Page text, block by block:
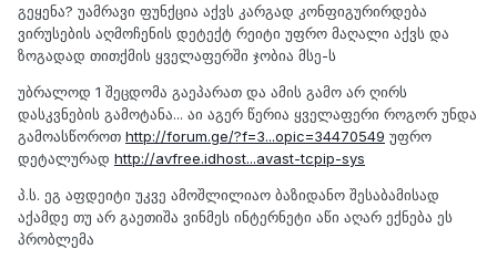
გეყენა? უამრავი ფუნქცია აქვს კარგად კონფიგურირდება
ვირუსების აღმოჩენის დეტექტ რეიტი უფრო მაღალი აქვს და
ზოგადად თითქმის ყველაფერში ჯობია მსე-ს
უბრალოდ 1 შეცდომა გაეპარათ და ამის გამო არ ღირს
დასკვნების გამოტანა... აი აგერ წერია ყველაფერი როგორ უნდა
გამოასწოროთ http://forum.ge/?f=3...opic=34470549­­ უფრო
დეტალურად http://avfree.idhost...avast-tcpip-sys
პ.ს. ეგ აფდეიტი უკვე ამოშლილიაო ბაზიდანო შესაბამისად
აქამდე თუ არ გაეთიშა ვინმეს ინტერნეტი აწი აღარ ექნება ეს
პრობლემა